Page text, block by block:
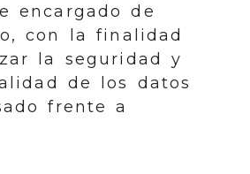
encargado de
con la finalidad
la seguridad y
de los datos
frente a